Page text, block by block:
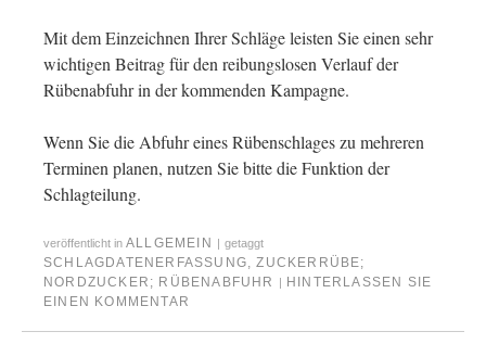
Mit dem Einzeichnen Ihrer Schläge leisten Sie einen sehr
wichtigen Beitrag für den reibungslosen Verlauf der
Rübenabfuhr in der kommenden Kampagne.
Wenn Sie die Abfuhr eines Rübenschlages zu mehreren
Terminen planen, nutzen Sie bitte die Funktion der
Schlagteilung.
veröffentlicht in ALLGEMEIN getaggt
SCHLAGDATENERFASSUNG,ZUCKERRÜBE;
NORDZUCKER; RÜBENABFUHR
HINTERLASSEN SIE
EINEN KOMMENTAR